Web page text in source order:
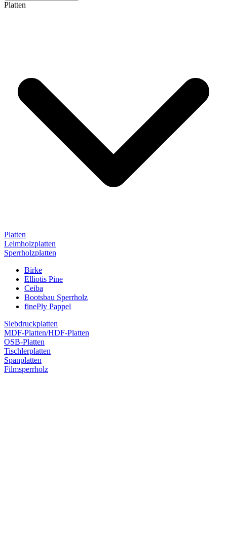
Platten
Platten
Leimholzplatten
Sperrholzplatten
Birke
Elliotis Pine
Ceiba
Bootsbau Sperrholz
finePly Pappel
Siebdruckplatten
MDF-Platten/HDF-Platten
OSB-Platten
Tischlerplatten
Spanplatten
Filmsperrholz